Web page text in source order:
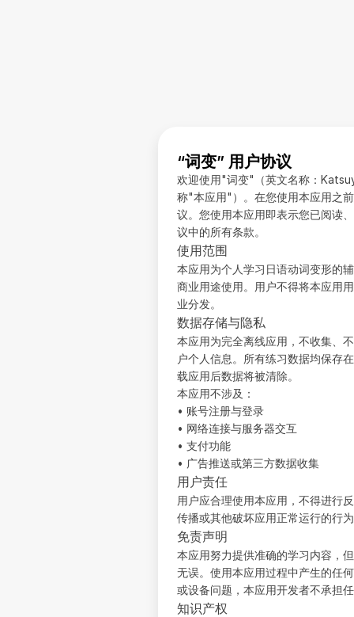
“词变” 用户协议
欢迎使用"词变"（英文名称：
称"本应用"）。在您使用本应用之
议。您使用本应用即表示您已阅读
议中的所有条款。
使用范围
本应用为个人学习日语动词变形的
商业用途使用。用户不得将本应用
业分发。
数据存储与隐私
本应用为完全离线应用，不收集、
户个人信息。所有练习数据均保存
载应用后数据将被清除。
本应用不涉及：
• 账号注册与登录
• 网络连接与服务器交互
• 支付功能
• 广告推送或第三方数据收集
用户责任
用户应合理使用本应用，不得进行
传播或其他破坏应用正常运行的行
免责声明
本应用努力提供准确的学习内容，
无误。使用本应用过程中产生的任
或设备问题，本应用开发者不承担
知识产权